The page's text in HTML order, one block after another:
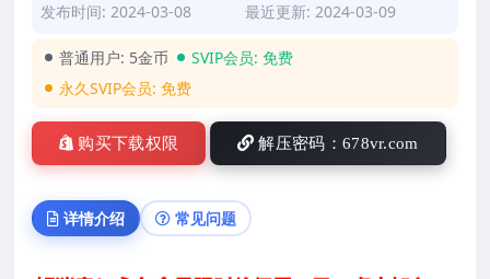
发布时间: 2024-03-08
最近更新: 2024-03-09
普通用户: 5金币 SVIP会员: 免费
永久SVIP会员: 免费
购买下载权限 解压密码：678vr.com
详情介绍 常见问题